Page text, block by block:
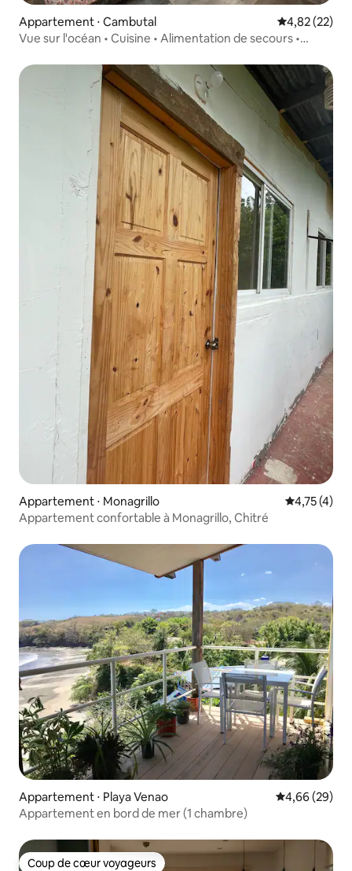
Appartement ⋅ Cambutal Évaluation
4,82 (22)
Vue sur l'océan • Cuisine • Alimentation de secours •
Appartement ⋅ Monagrillo Évaluation
4,75 (4)
Appartement confortable à Monagrillo, Chitré
Appartement ⋅ Playa Venao Évaluation
4,66 (29)
Appartement en bord de mer (1 chambre)
Coup de cœur voyageurs